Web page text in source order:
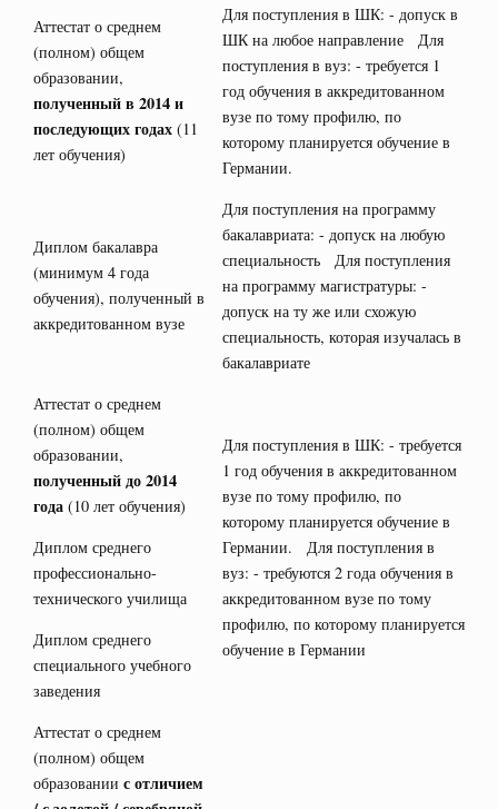
Аттестат о среднем
(полном) общем
образовании,
полученный в 2014 и
последующих годах (11
лет обучения)
Для поступления в ШК: - допуск в
ШК на любое направление Для
поступления в вуз: - требуется 1
год обучения в аккредитованном
вузе по тому профилю, по
которому планируется обучение в
Германии.
Диплом бакалавра
(минимум 4 года
обучения), полученный в
аккредитованном вузе
Для поступления на программу
бакалавриата: - допуск на любую
специальность Для поступления
на программу магистратуры: -
допуск на ту же или схожую
специальность, которая изучалась в
бакалавриате
Аттестат о среднем
(полном) общем
образовании,
полученный до 2014
года (10 лет обучения)
Для поступления в ШК: - требуется
1 год обучения в аккредитованном
вузе по тому профилю, по
которому планируется обучение в
Германии. Для поступления в
вуз: - требуются 2 года обучения в
аккредитованном вузе по тому
профилю, по которому планируется
обучение в Германии
Диплом среднего
профессионально-
технического училища
Диплом среднего
специального учебного
заведения
Аттестат о среднем
(полном) общем
образовании с отличием